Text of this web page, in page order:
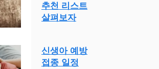
추천 리스트
살펴보자
신생아 예방
접종 일정